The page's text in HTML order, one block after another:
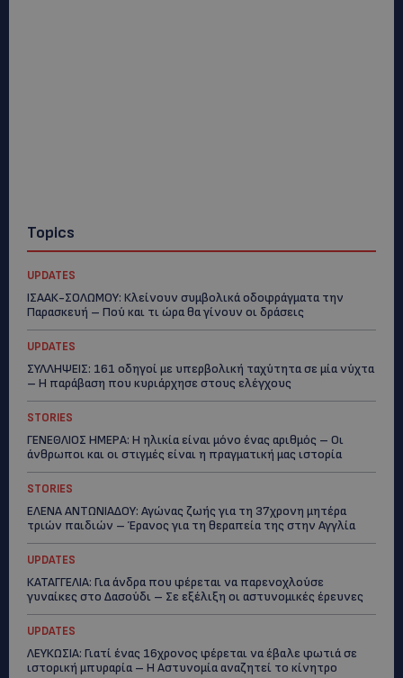
Topics
UPDATES
ΙΣΑΑΚ-ΣΟΛΩΜΟΥ: Κλείνουν συμβολικά οδοφράγματα την
Παρασκευή – Πού και τι ώρα θα γίνουν οι δράσεις
UPDATES
ΣΥΛΛΗΨΕΙΣ: 161 οδηγοί με υπερβολική ταχύτητα σε μία νύχτα
– Η παράβαση που κυριάρχησε στους ελέγχους
STORIES
ΓΕΝΕΘΛΙΟΣ ΗΜΕΡΑ: Η ηλικία είναι μόνο ένας αριθμός – Οι
άνθρωποι και οι στιγμές είναι η πραγματική μας ιστορία
STORIES
ΕΛΕΝΑ ΑΝΤΩΝΙΑΔΟΥ: Αγώνας ζωής για τη 37χρονη μητέρα
τριών παιδιών – Έρανος για τη θεραπεία της στην Αγγλία
UPDATES
ΚΑΤΑΓΓΕΛΙΑ: Για άνδρα που φέρεται να παρενοχλούσε
γυναίκες στο Δασούδι – Σε εξέλιξη οι αστυνομικές έρευνες
UPDATES
ΛΕΥΚΩΣΙΑ: Γιατί ένας 16χρονος φέρεται να έβαλε φωτιά σε
ιστορική μπυραρία – Η Αστυνομία αναζητεί το κίνητρο